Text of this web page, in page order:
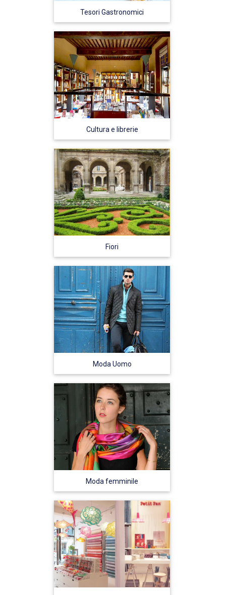
Tesori Gastronomici
Cultura e librerie
Fiori
Moda Uomo
Moda femminile